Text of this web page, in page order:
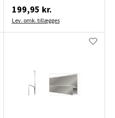
199,95 kr.
Lev. omk. tillægges